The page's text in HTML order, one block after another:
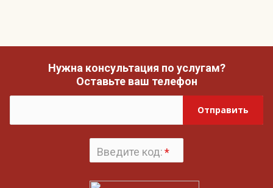
Нужна консультация по услугам?
Оставьте ваш телефон
Отправить
Введите код:*